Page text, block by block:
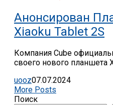
Анонсирован
Xiaoku Tablet 2S
Компания Cube
своего нового планшета
uooz07.07.2024
More Posts
Поиск